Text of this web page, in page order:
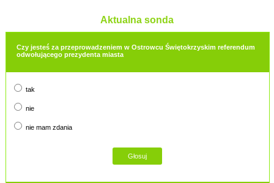
Aktualna sonda
Czy jesteś za przeprowadzeniem w Ostrowcu Świętokrzyskim referendum
odwołującego prezydenta miasta
tak
nie
nie mam zdania